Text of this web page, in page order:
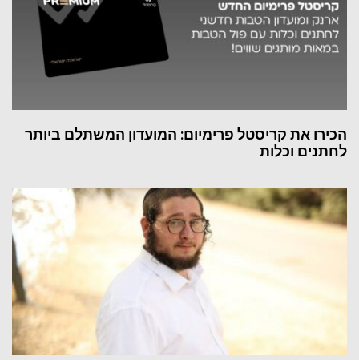
הכירו את קריסטל פרימיום: המועדון המשתלם ביותר
לחתנים וכלות